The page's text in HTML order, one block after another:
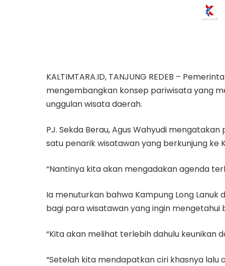
KALTIMTARA.ID, TANJUNG REDEB –
mengembangkan konsep pariwisata yang
unggulan wisata daerah.
PJ. Sekda Berau, Agus Wahyudi
satu penarik wisatawan yang berkunjung ke
“Nantinya kita akan mengadakan agenda
Ia menuturkan bahwa Kampung Long
bagi para wisatawan yang ingin mengetahui
“Kita akan melihat terlebih dahulu keunikan
“Setelah kita mendapatkan ciri khasnya lalu